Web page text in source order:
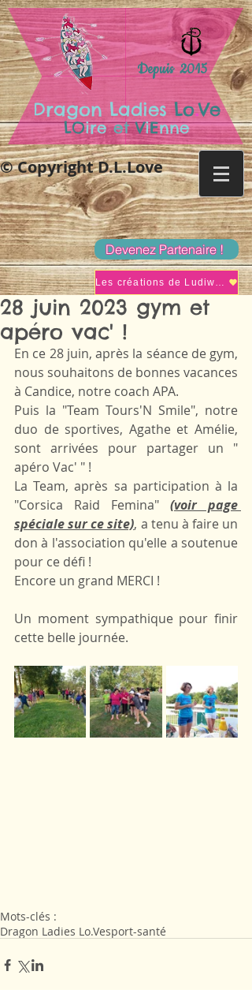
Dragon Ladies Lo.Ve
LOire et ViEnne
Depuis 2015
© Copyright D.L.Love
Devenez Partenaire !
Les créations de Ludiwine
28 juin 2023 gym et
apéro vac' !
En ce 28 juin, après la séance de gym,
nous souhaitons de bonnes vacances
à Candice, notre coach APA.
Puis la "Team Tours'N Smile", notre
duo de sportives, Agathe et Amélie,
sont arrivées pour partager un "
apéro Vac' " !
La Team, après sa participation à la
"Corsica Raid Femina"
(voir page
spéciale sur ce site), a tenu à faire un
don à l'association qu'elle a soutenue
pour ce défi !
Encore un grand MERCI !
Un moment sympathique pour finir
cette belle journée.
Mots-clés :
Dragon Ladies Lo.Vesport-santé